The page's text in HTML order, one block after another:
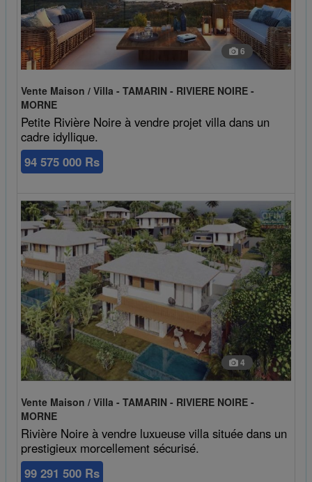
6
Vente Maison / Villa - TAMARIN - RIVIERE NOIRE -
MORNE
Petite Rivière Noire à vendre projet villa dans un
cadre idyllique.
94 575 000 Rs
4
Vente Maison / Villa - TAMARIN - RIVIERE NOIRE -
MORNE
Rivière Noire à vendre luxueuse villa située dans un
prestigieux morcellement sécurisé.
99 291 500 Rs